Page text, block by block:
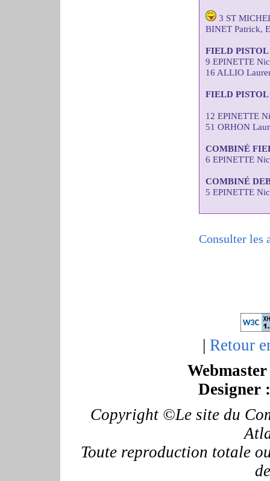
3 ST
BINET Patrick,
FIELD
9 EPINETTE
16 ALLIO
FIELD
12 EPINETTE
51 ORHON
COMBINÉ
6 EPINETTE
COMBINÉ
5 EPINETTE
Consulter les
| Retour
Designer :
Copyright ©Le site du
Toute reproduction totale